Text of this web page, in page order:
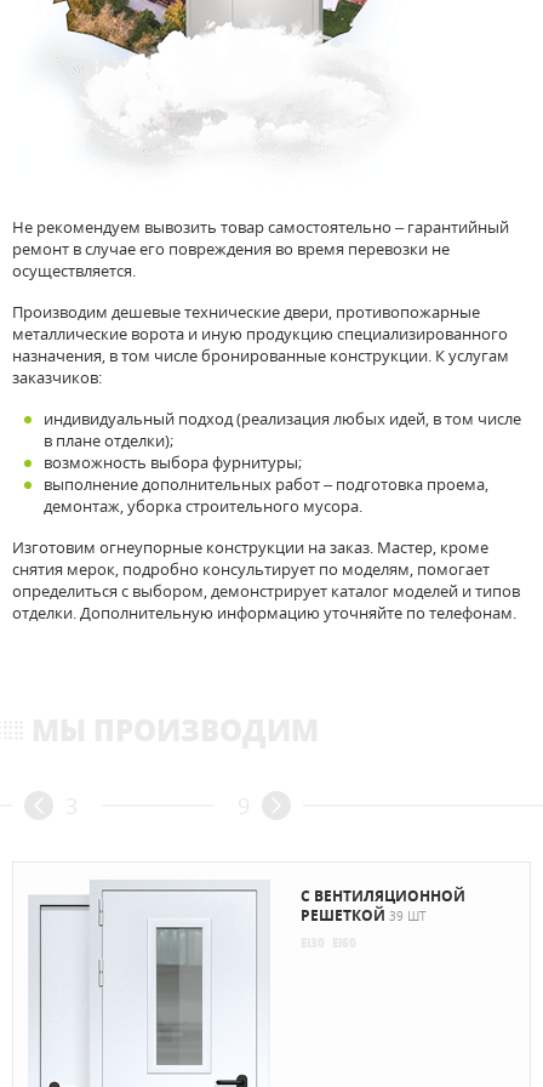
Не рекомендуем вывозить товар самостоятельно – гарантийный
ремонт в случае его повреждения во время перевозки не
осуществляется.
Производим дешевые технические двери, противопожарные
металлические ворота и иную продукцию специализированного
назначения, в том числе бронированные конструкции. К услугам
заказчиков:
индивидуальный подход (реализация любых идей, в том числе
в плане отделки);
возможность выбора фурнитуры;
выполнение дополнительных работ – подготовка проема,
демонтаж, уборка строительного мусора.
Изготовим огнеупорные конструкции на заказ. Мастер, кроме
снятия мерок, подробно консультирует по моделям, помогает
определиться с выбором, демонстрирует каталог моделей и типов
отделки. Дополнительную информацию уточняйте по телефонам.
С ВЕНТИЛЯЦИОННОЙ
РЕШЕТКОЙ 39 ШТ